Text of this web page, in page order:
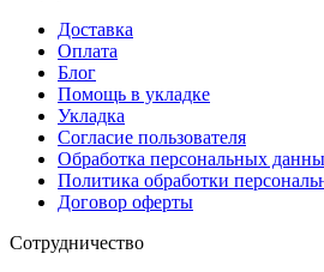
Доставка
Оплата
Блог
Помощь в укладке
Укладка
Согласие пользователя
Обработка персональных
Политика обработки
Договор оферты
Сотрудничество